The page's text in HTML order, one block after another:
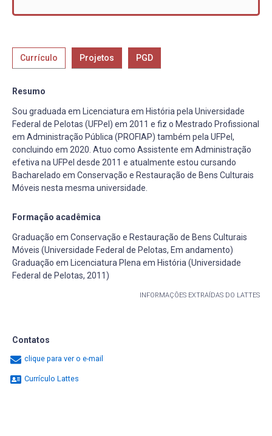
Currículo Projetos PGD
Resumo
Sou graduada em Licenciatura em História pela Universidade
Federal de Pelotas (UFPel) em 2011 e fiz o Mestrado Profissional
em Administração Pública (PROFIAP) também pela UFPel,
concluindo em 2020. Atuo como Assistente em Administração
efetiva na UFPel desde 2011 e atualmente estou cursando
Bacharelado em Conservação e Restauração de Bens Culturais
Móveis nesta mesma universidade.
Formação acadêmica
Graduação em Conservação e Restauração de Bens Culturais
Móveis (Universidade Federal de Pelotas, Em andamento)
Graduação em Licenciatura Plena em História (Universidade
Federal de Pelotas, 2011)
INFORMAÇÕES EXTRAÍDAS DO LATTES
Contatos
clique para ver o e-mail
Currículo Lattes